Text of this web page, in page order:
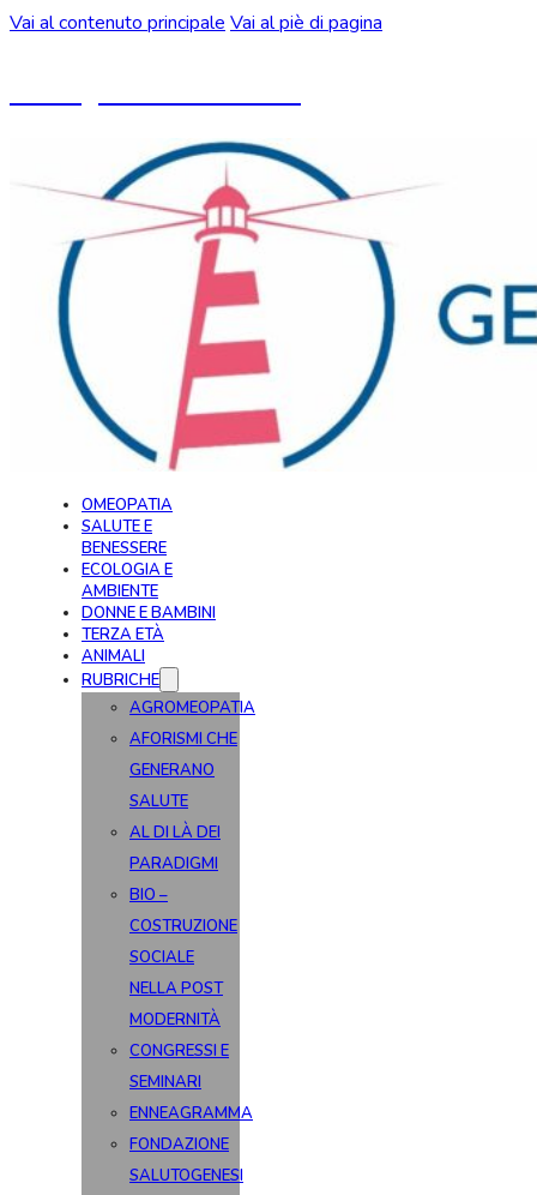
Vai al contenuto principale Vai al piè di pagina
OMEOPATIA
SALUTE E
BENESSERE
ECOLOGIA E
AMBIENTE
DONNE E BAMBINI
TERZA ETÀ
ANIMALI
RUBRICHE
AGROMEOPATIA
AFORISMI CHE
GENERANO
SALUTE
AL DI LÀ DEI
PARADIGMI
BIO –
COSTRUZIONE
SOCIALE
NELLA POST
MODERNITÀ
CONGRESSI E
SEMINARI
ENNEAGRAMMA
FONDAZIONE
SALUTOGENESI